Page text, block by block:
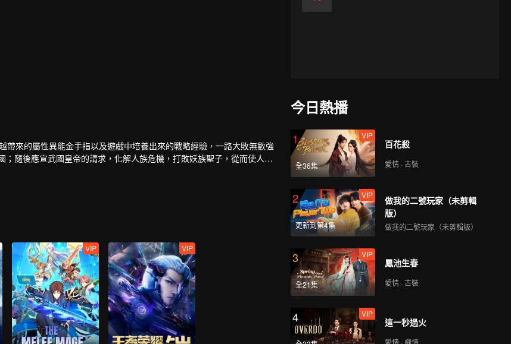
來的屬性異能金手指以及遊戲中培養出來的戰略經驗，一路大敗無數強
隨後應宣武國皇帝的請求，化解人族危機，打敗妖族聖子，從而使人族
力將玄元世界視為一塊肥肉，開始搶奪。為保此界安寧，風夏與塵海老
祖復生的辦法，風夏最終踏上了成神之路。
VIP VIP
今日熱播
1
全36集
VIP
百花殺
愛情 · 古裝
2
更新到第4集
VIP
做我的二號玩家（未剪輯
版）
做我的二號玩家（未剪輯版）
3
全21集
VIP
鳳池生春
愛情 · 古裝
4 VIP
這一秒過火